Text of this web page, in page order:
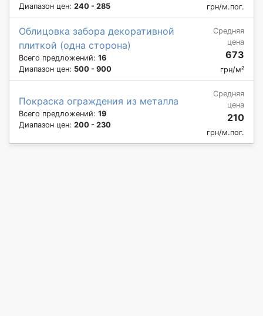
Диапазон цен: 240 - 285 грн/м.пог.
Облицовка забора декоративной
плиткой (одна сторона)
Всего предложений: 16
Диапазон цен: 500 - 900
Средняя
цена
673
грн/м²
Покраска ограждения из металла
Всего предложений: 19
Диапазон цен: 200 - 230
Средняя
цена
210
грн/м.пог.